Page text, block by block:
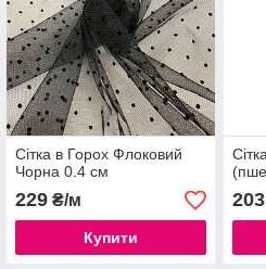
Сітка в Горох Флоковий
Чорна 0.4 см
229₴/м
Купити
203